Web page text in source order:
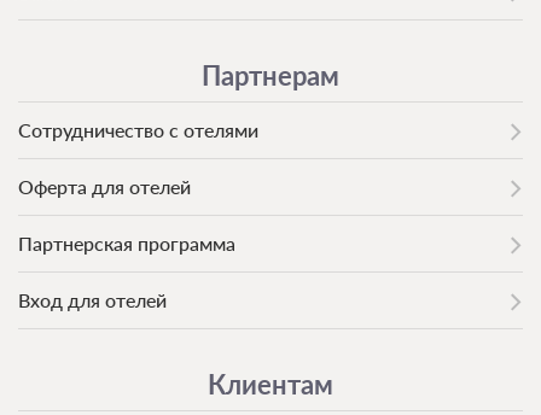
Партнерам
Сотрудничество с отелями
Оферта для отелей
Партнерская программа
Вход для отелей
Клиентам